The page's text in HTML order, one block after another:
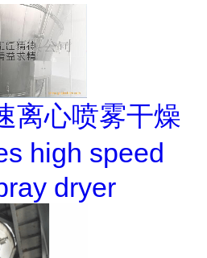
离心喷雾干燥
high speed
dryer